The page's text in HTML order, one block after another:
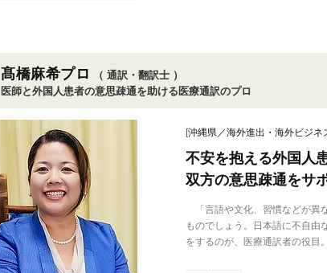
髙橋麻希プロ
（ 通訳・翻訳士 ）
医師と外国人患者の意思疎通を助ける医療通訳のプロ
[沖縄県／海外進出・海外ビジネ
不安を抱える外国人
双方の意思疎通をサ
「言語や文化、習慣などが異
ものでしょう。日本語に不自由
をするのが、医療通訳者の役目。